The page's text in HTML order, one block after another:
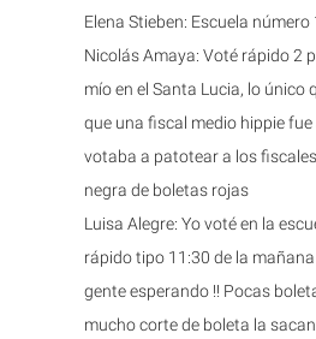
Elena Stieben: Escuela
Nicolás Amaya: Voté rápido 2
mío en el Santa Lucia, lo único
que una fiscal medio hippie
votaba a patotear a los
negra de boletas rojas
Luisa Alegre: Yo voté en la
rápido tipo 11:30 de la
gente esperando !! Pocas
mucho corte de boleta la